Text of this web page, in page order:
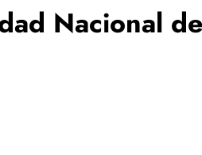
Nacional de